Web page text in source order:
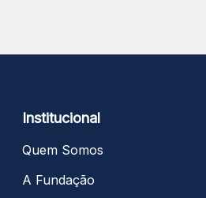
Institucional
Quem Somos
A Fundação